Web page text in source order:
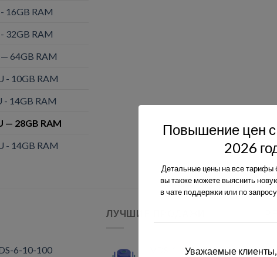
16GB RAM
32GB RAM
64GB RAM
- 10GB RAM
- 14GB RAM
— 28GB RAM
- 14GB RAM
6-10-100
ЛУЧШИЕ ПРОДАЖИ
VDS-1-1-5
Повышение цен с
2026
Детальные цены на все тарифы
вы также можете выяснить
в чате поддержки или по
Уважаемые